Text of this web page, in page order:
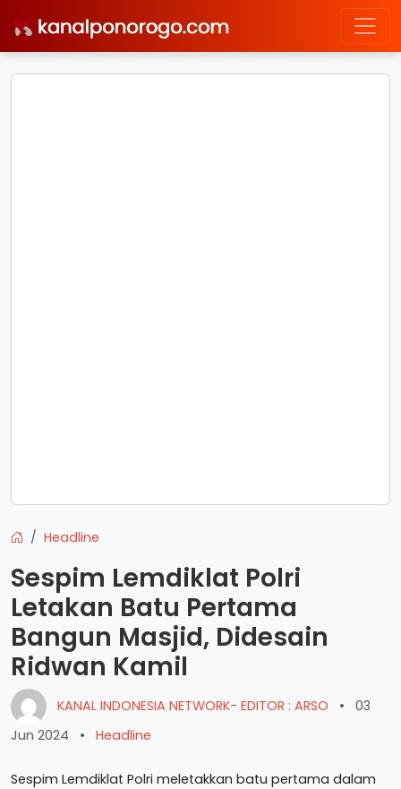
Headline
Sespim Lemdiklat Polri
Letakan Batu Pertama
Bangun Masjid, Didesain
Ridwan Kamil
KANAL INDONESIA NETWORK- EDITOR : ARSO •
03
Jun 2024
• Headline
Sespim Lemdiklat Polri meletakkan batu pertama dalam